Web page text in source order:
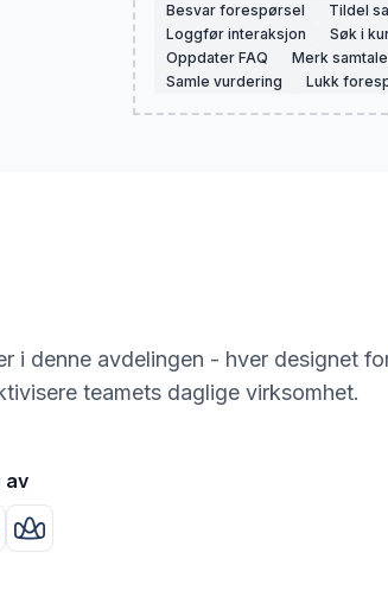
Besvar forespørsel Tildel
Loggfør interaksjon
Søk i
Oppdater FAQ
Merk samtale
Samle vurdering
Lukk
i denne avdelingen - hver designet
teamets daglige virksomhet.
av